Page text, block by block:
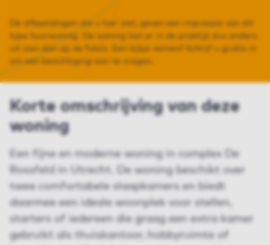
De afbeeldingen die u hier ziet, geven een impressie van dit
type huurwoning. De woning kan er in de praktijk dus anders
uit zien dan op de foto’s. Een kijkje nemen? Schrijf u gratis in
om een bezichtiging aan te vragen.
Korte omschrijving van deze
woning
Een fijne en moderne woning in complex De
Rossfeld in Utrecht. De woning beschikt over
twee comfortabele slaapkamers en biedt
daarmee een ideale woonplek voor stellen,
starters of iedereen die graag een extra kamer
gebruikt als thuiskantoor, hobbyruimte of